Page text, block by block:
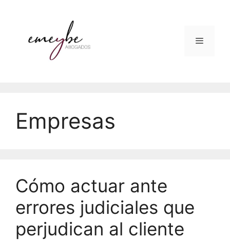
Empresas
Cómo actuar ante
errores judiciales que
perjudican al cliente